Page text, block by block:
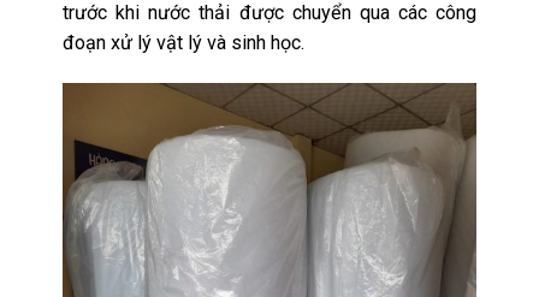
trước khi nước thải được chuyển qua các công
đoạn xử lý vật lý và sinh học.